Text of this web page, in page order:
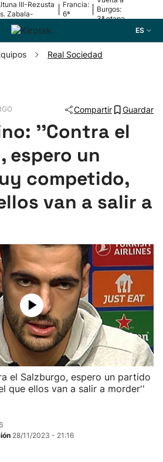
III-Rezusta
Zabala-
Zabaleta
Francia:
6ª
Burgos:
3ª etapa
ES
Real Sociedad
Compartir Guardar
''Contra el
espero un
competido,
van a salir a
el Salzburgo, espero un partido
que ellos van a salir a morder''
28/11/2023 - 21:16